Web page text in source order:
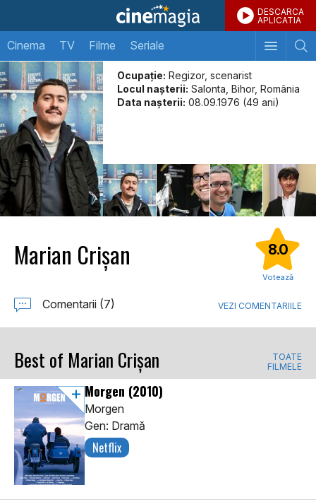
DESCARCA
APLICATIA
Cinema TV Filme Seriale
Ocupație: Regizor, scenarist
Locul naşterii: Salonta, Bihor, România
Data naşterii: 08.09.1976 (49 ani)
Marian Crișan 8.0
Votează
Comentarii (7) VEZI COMENTARIILE
Best of Marian Crișan
TOATE
FILMELE
Morgen (2010)
Morgen
Gen: Dramă
Netflix